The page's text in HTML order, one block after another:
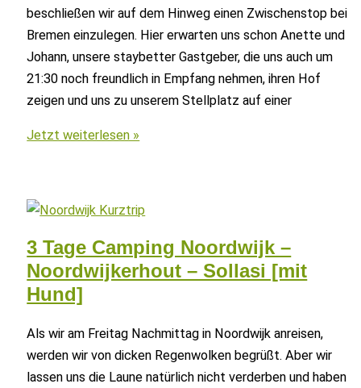
Gewinnspiel
beschließen wir auf dem Hinweg einen Zwischenstop bei
Bremen einzulegen. Hier erwarten uns schon Anette und
Johann, unsere staybetter Gastgeber, die uns auch um
21:30 noch freundlich in Empfang nehmen, ihren Hof
zeigen und uns zu unserem Stellplatz auf einer
Ostsee
Hund
10
Tage
entlang
der
deutschen
Küste
Jetzt weiterlesen »
3 Tage Camping Noordwijk –
Noordwijkerhout – Sollasi [mit
Hund]
Als wir am Freitag Nachmittag in Noordwijk anreisen,
werden wir von dicken Regenwolken begrüßt. Aber wir
lassen uns die Laune natürlich nicht verderben und haben